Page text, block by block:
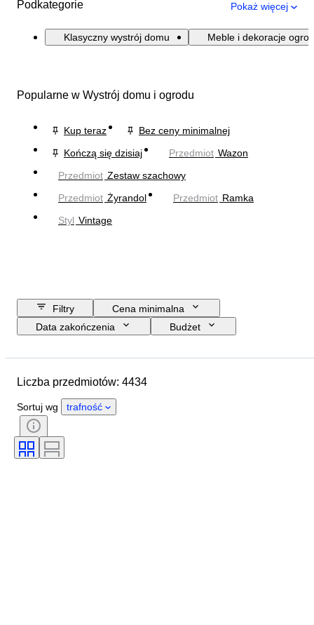
Podkategorie Pokaż więcej
Klasyczny wystrój domu Meble i dekoracje
Popularne w Wystrój domu i ogrodu
Kup teraz
Bez ceny minimalnej
Kończą się dzisiaj
Przedmiot Wazon
Przedmiot Zestaw szachowy
Przedmiot Żyrandol Przedmiot Ramka
Styl Vintage
Filtry
Cena minimalna
Data zakończenia
Budżet
Kraj pochodzenia
Stan
Certyfikacja
Podpis
Mechanizm zegarka
Liczba przedmiotów: 4434
Sortuj wg trafność